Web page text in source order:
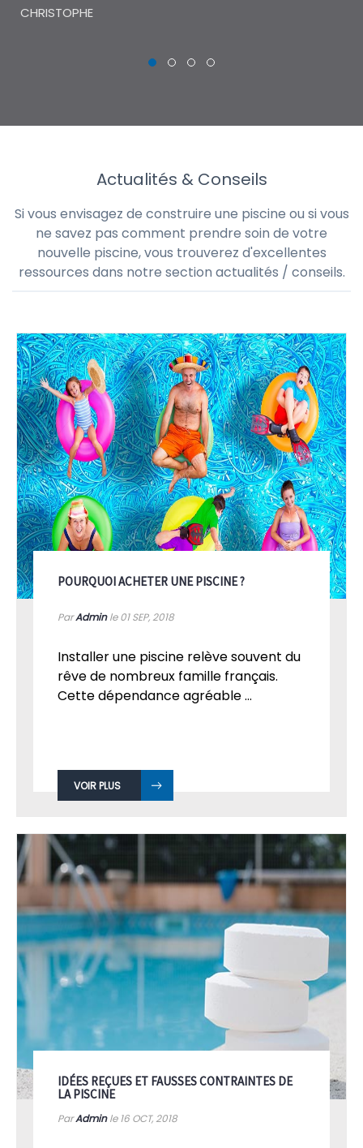
CHRISTOPHE
Actualités & Conseils
Si vous envisagez de construire une piscine ou si vous
ne savez pas comment prendre soin de votre
nouvelle piscine, vous trouverez d'excellentes
ressources dans notre section actualités / conseils.
POURQUOI ACHETER UNE PISCINE ?
ParAdminle 01SEP, 2018
Installer une piscine relève souvent du
rêve de nombreux famille français.
Cette dépendance agréable ...
VOIR PLUS
IDÉES REÇUES ET FAUSSES CONTRAINTES DE
LA PISCINE
ParAdminle 16 OCT, 2018